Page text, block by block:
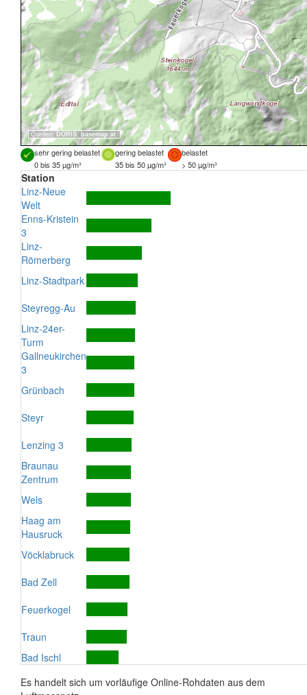
Quellen: DORIS, basemap.at
sehr gering belastet gering belastet
belastet
0 bis 35 µg/m³
35 bis 50 µg/m³ > 50 µg/m³
Station
Linz-Neue
Welt
Enns-Kristein
3
Linz-
Römerberg
Linz-Stadtpark
Steyregg-Au
Linz-24er-
Turm
Gallneukirchen
3
Grünbach
Steyr
Lenzing 3
Braunau
Zentrum
Wels
Haag am
Hausruck
Vöcklabruck
Bad Zell
Feuerkogel
Traun
Bad Ischl
Es handelt sich um vorläufige Online-Rohdaten aus dem